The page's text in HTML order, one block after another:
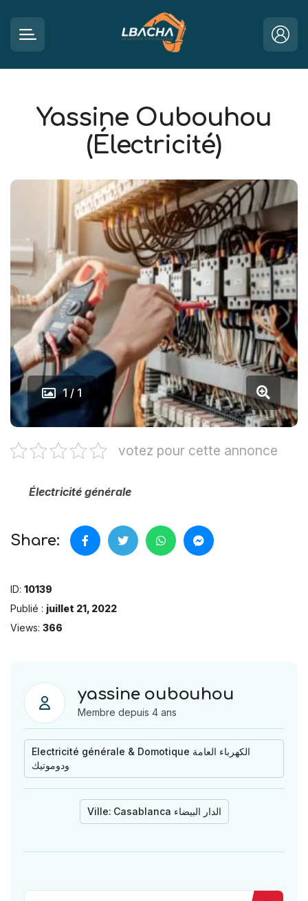
Yassine Oubouhou
(Électricité)
1 / 1
votez pour cette annonce
Électricité générale
Share:
ID: 10139
Publié : juillet 21, 2022
Views: 366
yassine oubouhou
Membre depuis 4 ans
Electricité générale & Domotique الكهرباء العامة
ودوموتيك
Ville: Casablanca الدار البيضاء